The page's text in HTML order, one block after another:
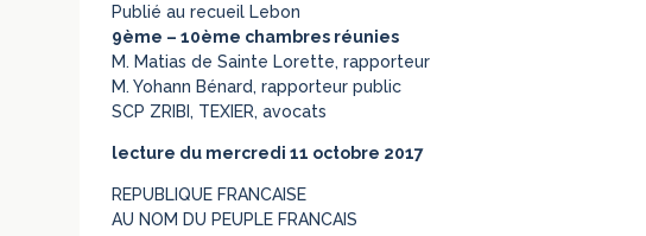
Publié au recueil Lebon
9ème – 10ème chambres réunies
M. Matias de Sainte Lorette, rapporteur
M. Yohann Bénard, rapporteur public
SCP ZRIBI, TEXIER, avocats
lecture du mercredi 11 octobre 2017
REPUBLIQUE FRANCAISE
AU NOM DU PEUPLE FRANCAIS